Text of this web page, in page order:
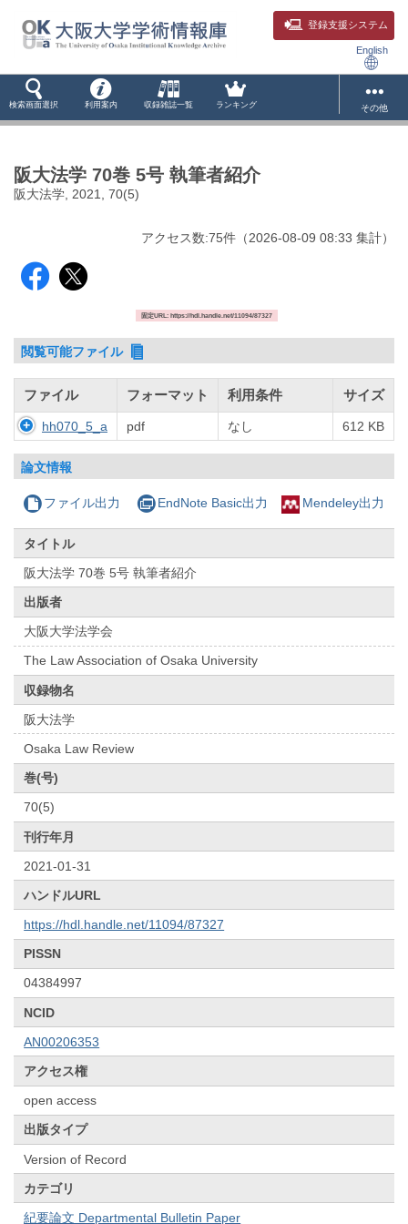
登録支援システム
English
検索画面選択 利用案内 収録雑誌一覧 ランキング その他
阪大法学 70巻 5号 執筆者紹介
阪大法学, 2021, 70(5)
アクセス数:75件 （2026-08-09 08:33 集計）
固定URL: https://hdl.handle.net/11094/87327
閲覧可能ファイル
ファイル フォーマット 利用条件 サイズ
hh070_5_a pdf なし 612 KB
論文情報
ファイル出力 EndNote Basic出力 Mendeley出力
タイトル
阪大法学 70巻 5号 執筆者紹介
出版者
大阪大学法学会
The Law Association of Osaka University
収録物名
阪大法学
Osaka Law Review
巻(号)
70(5)
刊行年月
2021-01-31
ハンドルURL
https://hdl.handle.net/11094/87327
PISSN
04384997
NCID
AN00206353
アクセス権
open access
出版タイプ
Version of Record
カテゴリ
紀要論文 Departmental Bulletin Paper